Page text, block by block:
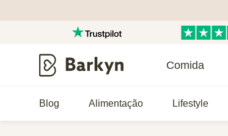
Comida
Blog Alimentação Lifestyle